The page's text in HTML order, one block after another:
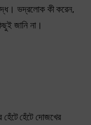
ভদ্রলোক কী করেন,
জানি না।
হেঁটে দোজখের